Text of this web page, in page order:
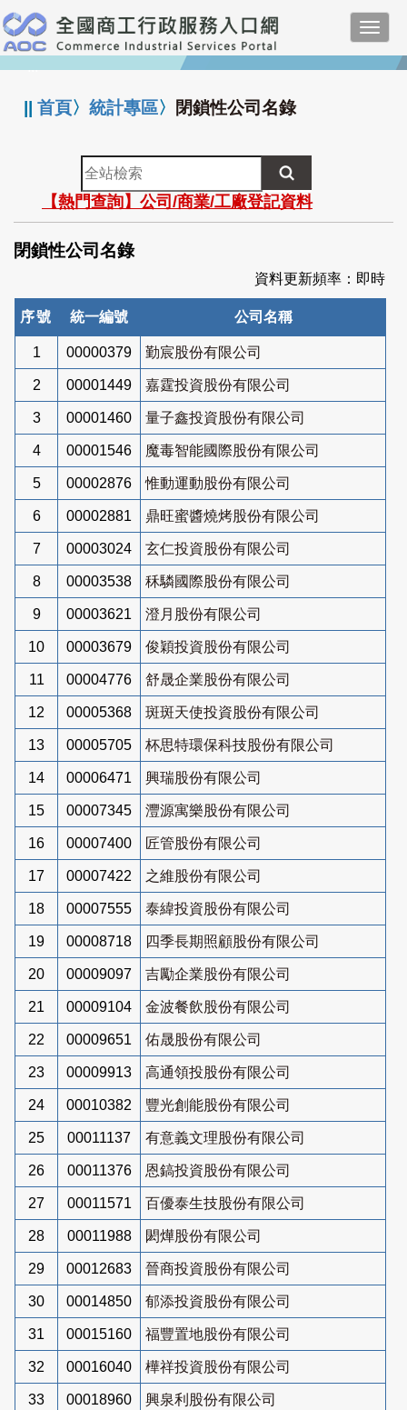
跳
到
主
要
:::
||首頁〉統計專區〉 閉鎖性公司名錄
全
站
檢
索
【熱門查詢】公司/商業/工廠登記資料
閉鎖性公司名錄
資料更新頻率：即時
序號 統一編號 公司名稱
1 00000379 勤宸股份有限公司
2 00001449 嘉霆投資股份有限公司
3 00001460 量子鑫投資股份有限公司
4 00001546 魔毒智能國際股份有限公司
5 00002876 惟動運動股份有限公司
6 00002881 鼎旺蜜醬燒烤股份有限公司
7 00003024 玄仁投資股份有限公司
8 00003538 秝驎國際股份有限公司
9 00003621 澄月股份有限公司
10 00003679 俊穎投資股份有限公司
11 00004776 舒晟企業股份有限公司
12 00005368 斑斑天使投資股份有限公司
13 00005705 杯思特環保科技股份有限公司
14 00006471 興瑞股份有限公司
15 00007345 灃源寓樂股份有限公司
16 00007400 匠管股份有限公司
17 00007422 之維股份有限公司
18 00007555 泰緯投資股份有限公司
19 00008718 四季長期照顧股份有限公司
20 00009097 吉勵企業股份有限公司
21 00009104 金波餐飲股份有限公司
22 00009651 佑晟股份有限公司
23 00009913 高通領投股份有限公司
24 00010382 豐光創能股份有限公司
25 00011137 有意義文理股份有限公司
26 00011376 恩鎬投資股份有限公司
27 00011571 百優泰生技股份有限公司
28 00011988 閎燁股份有限公司
29 00012683 晉商投資股份有限公司
30 00014850 郁添投資股份有限公司
31 00015160 福豐置地股份有限公司
32 00016040 樺祥投資股份有限公司
33 00018960 興泉利股份有限公司